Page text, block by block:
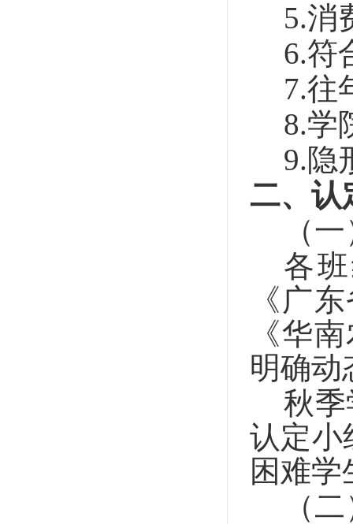
5.消
6.符
7.往
8.学
9.隐
二、认
（
各
《广
《华
明确动
秋
认定小
困难
（